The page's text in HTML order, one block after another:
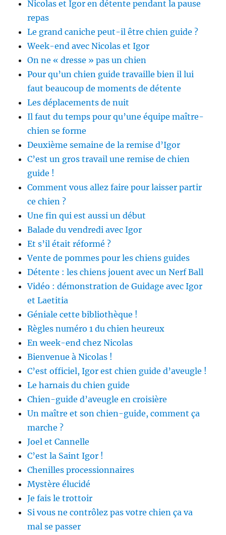
Nicolas et Igor en détente pendant la pause
repas
Le grand caniche peut-il être chien guide ?
Week-end avec Nicolas et Igor
On ne « dresse » pas un chien
Pour qu’un chien guide travaille bien il lui
faut beaucoup de moments de détente
Les déplacements de nuit
Il faut du temps pour qu’une équipe maître-
chien se forme
Deuxième semaine de la remise d’Igor
C’est un gros travail une remise de chien
guide !
Comment vous allez faire pour laisser partir
ce chien ?
Une fin qui est aussi un début
Balade du vendredi avec Igor
Et s’il était réformé ?
Vente de pommes pour les chiens guides
Détente : les chiens jouent avec un Nerf Ball
Vidéo : démonstration de Guidage avec Igor
et Laetitia
Géniale cette bibliothèque !
Règles numéro 1 du chien heureux
En week-end chez Nicolas
Bienvenue à Nicolas !
C’est officiel, Igor est chien guide d’aveugle !
Le harnais du chien guide
Chien-guide d’aveugle en croisière
Un maître et son chien-guide, comment ça
marche ?
Joel et Cannelle
C’est la Saint Igor !
Chenilles processionnaires
Mystère élucidé
Je fais le trottoir
Si vous ne contrôlez pas votre chien ça va
mal se passer